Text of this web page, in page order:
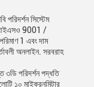
পরিদর্শন সিস্টেম
আইএসও 9001 /
1 এবং দাম
অনলাইন. সরবরাহ
৩ডি পরিদর্শন পদ্ধতি
১০ মাইক্রনমিটার